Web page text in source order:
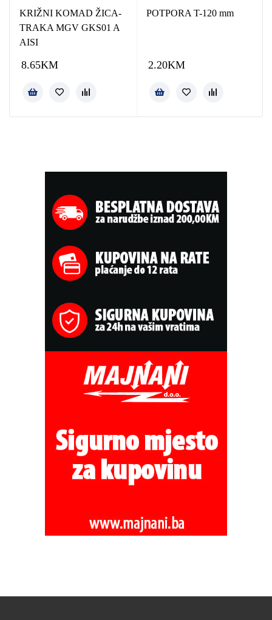
KRIŽNI KOMAD ŽICA-
TRAKA MGV GKS01 A
AISI
8.65KM
POTPORA T-120 mm
2.20KM